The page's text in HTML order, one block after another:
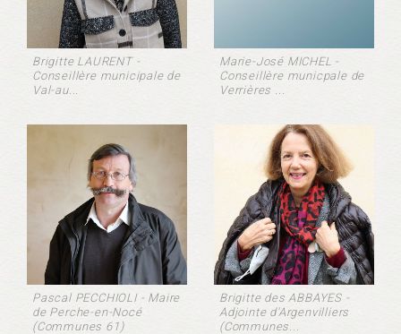
Brigitte LAURENT -
Conseillère municipale de
Val-au...
Marie-José MICHEL -
Conseillère municpale de
Verrières ...
Pascal PECCHIOLI - Maire
de Perche-en-Nocé
(Communes 61)
Brigitte des ABBAYES -
Adjointe d'Argenvilliers
(Communes...